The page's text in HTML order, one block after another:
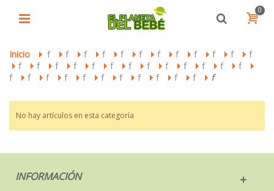
0
Inicio > f > f > f > f > f > f > f > f > f > f > f > f
> f > f > f > f > f > f > f > f > f > f > f > f > f >
f > f > f > f > f > f > f > f > f > f > f > f
No hay artículos en esta categoría
INFORMACIÓN